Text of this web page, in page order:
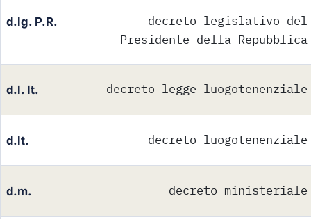
d.lg. P.R.
decreto legislativo del
Presidente della Repubblica
d.l. lt. decreto legge luogotenenziale
d.lt. decreto luogotenenziale
d.m. decreto ministeriale